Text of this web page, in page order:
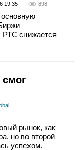
19:35 898
основную
РТС снижается
рынок, как
но во второй
успехом.